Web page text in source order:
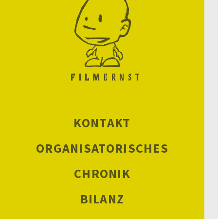
KONTAKT
ORGANISATORISCHES
CHRONIK
BILANZ